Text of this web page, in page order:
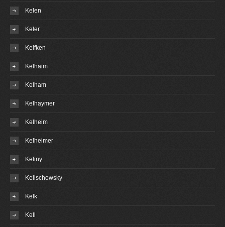
Kelen
Keler
Kelfken
Kelhaim
Kelham
Kelhaymer
Kelheim
Kelheimer
Keliny
Kelischowsky
Kelk
Kell